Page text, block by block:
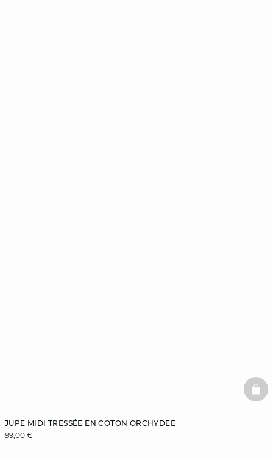
JUPE MIDI TRESSÉE EN COTON ORCHYDEE
99,00 €